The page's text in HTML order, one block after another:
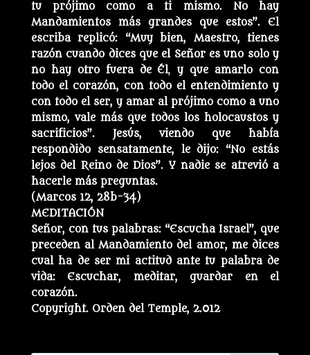
tu prójimo como a ti mismo. No hay
Mandamientos más grandes que estos”. El
escriba replicó: “Muy bien, Maestro, tienes
razón cuando dices que el Señor es uno solo y
no hay otro fuera de Él, y que amarlo con
todo el corazón, con todo el entendimiento y
con todo el ser, y amar al prójimo como a uno
mismo, vale más que todos los holocaustos y
sacrificios”. Jesús, viendo que había
respondido sensatamente, le dijo: “No estás
lejos del Reino de Dios”. Y nadie se atrevió a
hacerle más preguntas.
(Marcos 12, 28b-34)
MEDITACIÓN
Señor, con tus palabras: “Escucha Israel”, que
preceden al Mandamiento del amor, me dices
cual ha de ser mi actitud ante tu palabra de
vida: Escuchar, meditar, guardar en el
corazón.
Copyright. Orden del Temple, 2.012